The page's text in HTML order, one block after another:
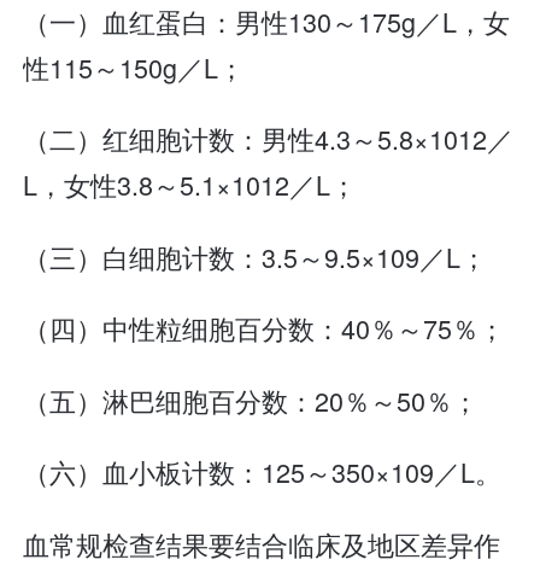
（一）血红蛋白：男性130～175g／L，女
性115～150g／L；
（二）红细胞计数：男性4.3～5.8×1012／
L，女性3.8～5.1×1012／L；
（三）白细胞计数：3.5～9.5×109／L；
（四）中性粒细胞百分数：40％～75％；
（五）淋巴细胞百分数：20％～50％；
（六）血小板计数：125～350×109／L。
血常规检查结果要结合临床及地区差异作